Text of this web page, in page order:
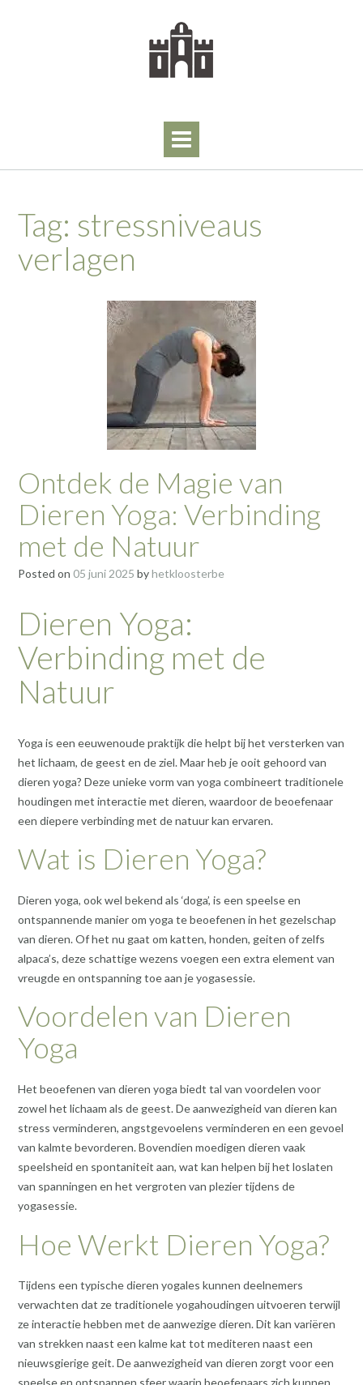
Tag: stressniveaus
verlagen
Ontdek de Magie van
Dieren Yoga: Verbinding
met de Natuur
Posted on 05 juni 2025 byhetkloosterbe
Dieren Yoga:
Verbinding met de
Natuur
Yoga is een eeuwenoude praktijk die helpt bij het versterken van
het lichaam, de geest en de ziel. Maar heb je ooit gehoord van
dieren yoga? Deze unieke vorm van yoga combineert traditionele
houdingen met interactie met dieren, waardoor de beoefenaar
een diepere verbinding met de natuur kan ervaren.
Wat is Dieren Yoga?
Dieren yoga, ook wel bekend als ‘doga’, is een speelse en
ontspannende manier om yoga te beoefenen in het gezelschap
van dieren. Of het nu gaat om katten, honden, geiten of zelfs
alpaca’s, deze schattige wezens voegen een extra element van
vreugde en ontspanning toe aan je yogasessie.
Voordelen van Dieren
Yoga
Het beoefenen van dieren yoga biedt tal van voordelen voor
zowel het lichaam als de geest. De aanwezigheid van dieren kan
stress verminderen, angstgevoelens verminderen en een gevoel
van kalmte bevorderen. Bovendien moedigen dieren vaak
speelsheid en spontaniteit aan, wat kan helpen bij het loslaten
van spanningen en het vergroten van plezier tijdens de
yogasessie.
Hoe Werkt Dieren Yoga?
Tijdens een typische dieren yogales kunnen deelnemers
verwachten dat ze traditionele yogahoudingen uitvoeren terwijl
ze interactie hebben met de aanwezige dieren. Dit kan variëren
van strekken naast een kalme kat tot mediteren naast een
nieuwsgierige geit. De aanwezigheid van dieren zorgt voor een